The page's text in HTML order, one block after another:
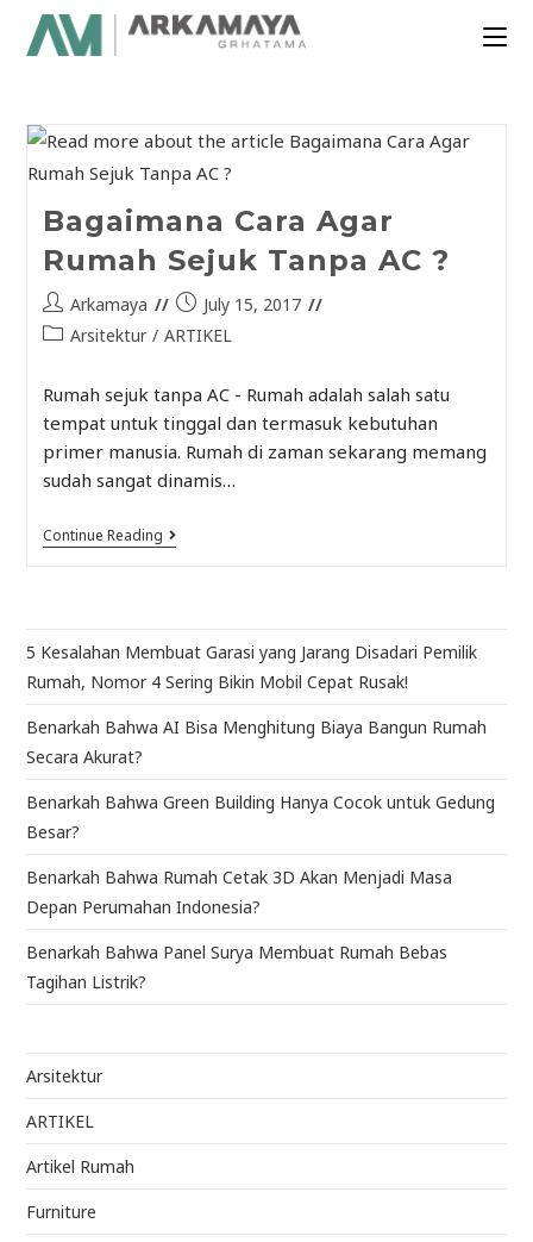
Bagaimana Cara Agar
Rumah Sejuk Tanpa AC ?
Arkamaya
July 15, 2017
Arsitektur / ARTIKEL
Rumah sejuk tanpa AC - Rumah adalah salah satu
tempat untuk tinggal dan termasuk kebutuhan
primer manusia. Rumah di zaman sekarang memang
sudah sangat dinamis…
Continue Reading
5 Kesalahan Membuat Garasi yang Jarang Disadari Pemilik
Rumah, Nomor 4 Sering Bikin Mobil Cepat Rusak!
Benarkah Bahwa AI Bisa Menghitung Biaya Bangun Rumah
Secara Akurat?
Benarkah Bahwa Green Building Hanya Cocok untuk Gedung
Besar?
Benarkah Bahwa Rumah Cetak 3D Akan Menjadi Masa
Depan Perumahan Indonesia?
Benarkah Bahwa Panel Surya Membuat Rumah Bebas
Tagihan Listrik?
Arsitektur
ARTIKEL
Artikel Rumah
Furniture